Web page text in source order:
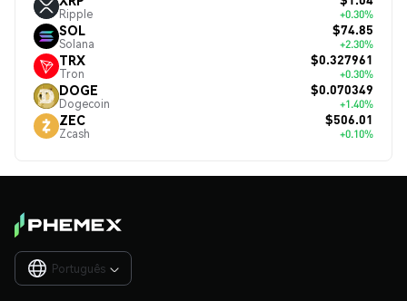
Ripple +0.30%
SOL
Solana
$74.85
+2.30%
TRX
Tron
$0.327961
+0.30%
DOGE
Dogecoin
$0.070349
+1.40%
ZEC
Zcash
$506.01
+0.10%
Português 